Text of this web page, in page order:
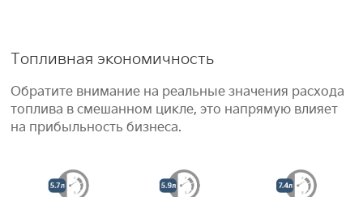
Топливная экономичность
Обратите внимание на реальные значения расхода
топлива в смешанном цикле, это напрямую влияет
на прибыльность бизнеса.